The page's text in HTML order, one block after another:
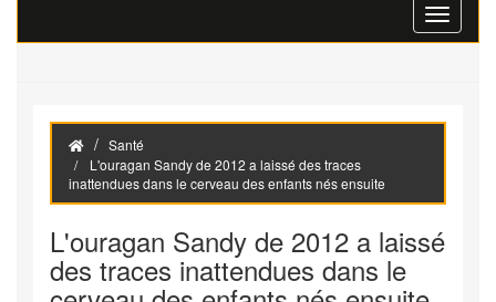
Toggle
Santé
L'ouragan Sandy de 2012 a laissé des traces
inattendues dans le cerveau des enfants nés ensuite
L'ouragan Sandy de 2012 a laissé
des traces inattendues dans le